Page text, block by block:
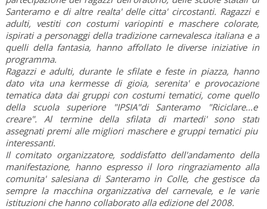
Santeramo e di altre realta' delle citta' circostanti. Ragazzi e
adulti, vestiti con costumi variopinti e maschere colorate,
ispirati a personaggi della tradizione carnevalesca italiana e a
quelli della fantasia, hanno affollato le diverse iniziative in
programma.
Ragazzi e adulti, durante le sfilate e feste in piazza, hanno
dato vita una kermesse di gioia, serenita' e provocazione
tematica data dai gruppi con costumi tematici, come quello
della scuola superiore "IPSIA"di Santeramo "Riciclare...e'
creare". Al termine della sfilata di martedi' sono stati
assegnati premi alle migliori maschere e gruppi tematici piu'
interessanti.
Il comitato organizzatore, soddisfatto dell'andamento della
manifestazione, hanno espresso il loro ringraziamento alla
comunita' salesiana di Santeramo in Colle, che gestisce da
sempre la macchina organizzativa del carnevale, e le varie
istituzioni che hanno collaborato alla edizione del 2008.